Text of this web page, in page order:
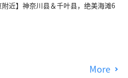
附近】神奈川县＆千叶县，绝美海滩6
More